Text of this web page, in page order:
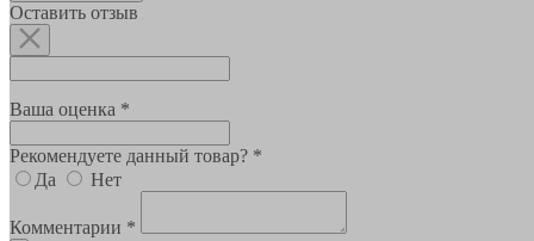
Оставить отзыв
Ваша оценка *
Рекомендуете данный товар? *
Да
Нет
Комментарии *